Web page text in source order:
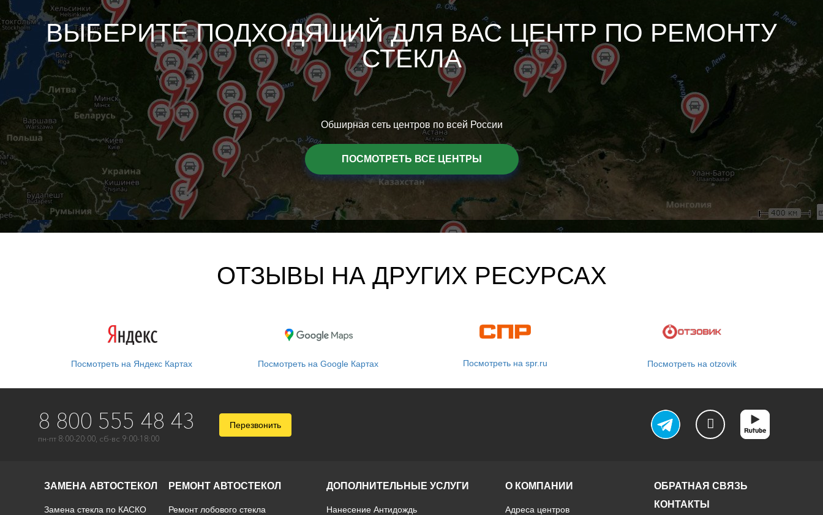
ВЫБЕРИТЕ ПОДХОДЯЩИЙ ДЛЯ ВАС ЦЕНТР ПО РЕМОНТУ
СТЕКЛА
Обширная сеть центров по всей России
ПОСМОТРЕТЬ ВСЕ ЦЕНТРЫ
ОТЗЫВЫ НА ДРУГИХ РЕСУРСАХ
Посмотреть на Яндекс Картах Посмотреть на Google Картах Посмотреть на spr.ru Посмотреть на otzovik
8 800 555 48 43
пн-пт 8:00-20:00, сб-вс 9:00-18:00
Перезвонить
ЗАМЕНА АВТОСТЕКОЛ
Замена стекла по КАСКО
РЕМОНТ АВТОСТЕКОЛ
Ремонт лобового стекла
ДОПОЛНИТЕЛЬНЫЕ УСЛУГИ
Нанесение Антидождь
О КОМПАНИИ
Адреса центров
ОБРАТНАЯ СВЯЗЬ
КОНТАКТЫ